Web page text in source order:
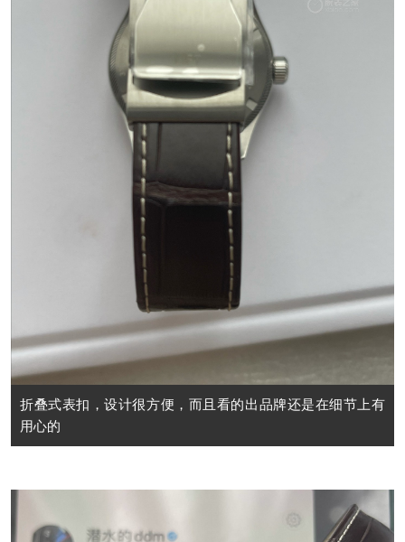
折叠式表扣，设计很方便，而且看的出品牌还是在细节上有
用心的